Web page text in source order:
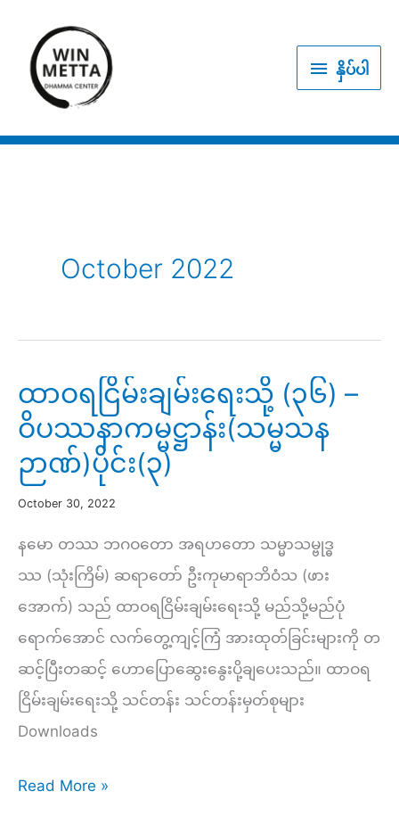
content
နှိပ် နှိပ်ပါ
October 2022
ထာဝရငြိမ်းချမ်းရေးသို့ (၃၆) –
ဝိပဿနာကမ္မဋ္ဌာန်း(သမ္မသန
ဉာဏ်)ပိုင်း(၃)
October 30, 2022
နမော တဿ ဘဂဝတော အရဟတော သမ္မာသမ္ဗုဒ္ဓ
ဿ (သုံးကြိမ်) ဆရာတော် ဦးကုမာရာဘိဝံသ (ဖား
အောက်) သည် ထာဝရငြိမ်းချမ်းရေးသို့ မည်သို့မည်ပုံ
ရောက်အောင် လက်တွေ့ကျင့်ကြံ အားထုတ်ခြင်းများကို တ
ဆင့်ပြီးတဆင့် ဟောပြောဆွေးနွေးပို့ချပေးသည်။ ထာဝရ
ငြိမ်းချမ်းရေးသို့ သင်တန်း သင်တန်းမှတ်စုများ
Downloads
ထာဝရ
Read More »